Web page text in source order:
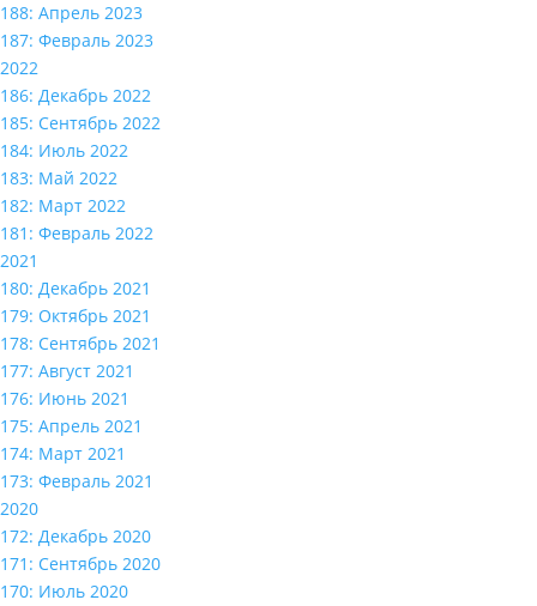
188: Апрель 2023
187: Февраль 2023
2022
186: Декабрь 2022
185: Сентябрь 2022
184: Июль 2022
183: Май 2022
182: Март 2022
181: Февраль 2022
2021
180: Декабрь 2021
179: Октябрь 2021
178: Сентябрь 2021
177: Август 2021
176: Июнь 2021
175: Апрель 2021
174: Март 2021
173: Февраль 2021
2020
172: Декабрь 2020
171: Сентябрь 2020
170: Июль 2020